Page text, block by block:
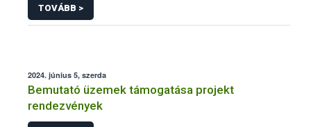
TOVÁBB >
2024. június 5, szerda
Bemutató üzemek támogatása projekt
rendezvények